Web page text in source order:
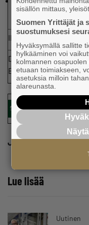
työpajaan
Ilmoittaudu
Digikoulu järjestetään
Elisan ja Holvin kanssa
Jaa
Lue lisää
Uutinen
sisällön mittaus,
Suomen Yrittäjät ja
suostumuksesi
Hyväksymällä sallitte
hylkääminen voi
kolmannen
etuaan toimiakseen,
asetuksia milloin
alareunasta.